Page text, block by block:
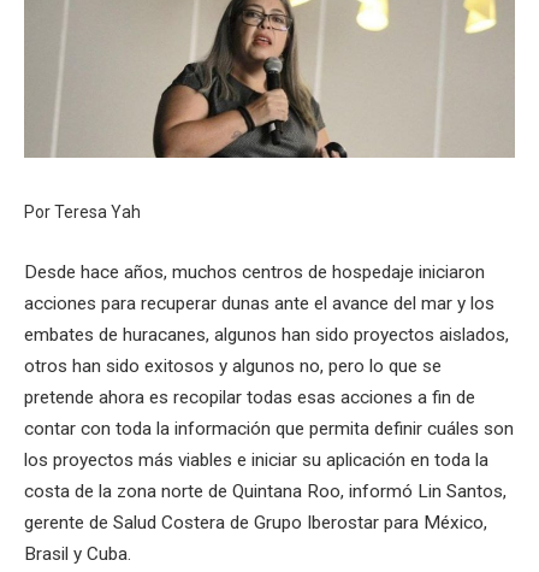
Por Teresa Yah
Desde hace años, muchos centros de hospedaje iniciaron
acciones para recuperar dunas ante el avance del mar y los
embates de huracanes, algunos han sido proyectos aislados,
otros han sido exitosos y algunos no, pero lo que se
pretende ahora es recopilar todas esas acciones a fin de
contar con toda la información que permita definir cuáles son
los proyectos más viables e iniciar su aplicación en toda la
costa de la zona norte de Quintana Roo, informó Lin Santos,
gerente de Salud Costera de Grupo Iberostar para México,
Brasil y Cuba.